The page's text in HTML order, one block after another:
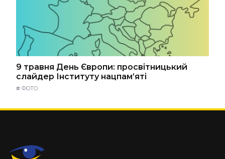
9 травня День Європи: просвітницький
слайдер Інституту нацпам’яті
# ФОТО